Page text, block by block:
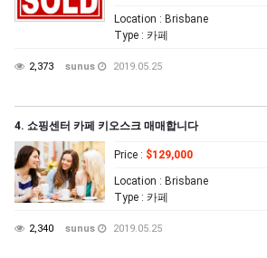
Location : Brisbane
Type : 카페
2,373 sunus 2019.05.25
4. 쇼핑센터 카페 키오스크 매매합니다
Price : $129,000
Location : Brisbane
Type : 카페
2,340 sunus 2019.05.25